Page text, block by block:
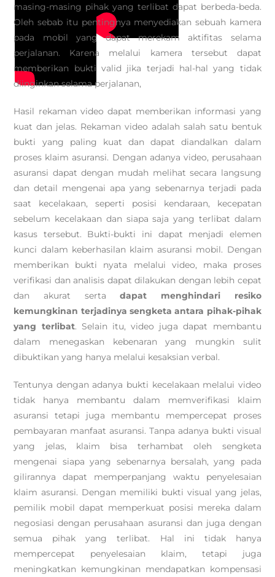
masing-masing pihak yang terlibat dapat berbeda-beda.
Oleh sebab itu pentingnya menyediakan sebuah kamera
pada mobil yang dapat merekam aktifitas selama
perjalanan. Karena melalui kamera tersebut dapat
memberikan bukti valid jika terjadi hal-hal yang tidak
diinginkan selama perjalanan,
Hasil rekaman video dapat memberikan informasi yang
kuat dan jelas. Rekaman video adalah salah satu bentuk
bukti yang paling kuat dan dapat diandalkan dalam
proses klaim asuransi. Dengan adanya video, perusahaan
asuransi dapat dengan mudah melihat secara langsung
dan detail mengenai apa yang sebenarnya terjadi pada
saat kecelakaan, seperti posisi kendaraan, kecepatan
sebelum kecelakaan dan siapa saja yang terlibat dalam
kasus tersebut. Bukti-bukti ini dapat menjadi elemen
kunci dalam keberhasilan klaim asuransi mobil. Dengan
memberikan bukti nyata melalui video, maka proses
verifikasi dan analisis dapat dilakukan dengan lebih cepat
dan akurat sertadapat menghindari resiko
kemungkinan terjadinya sengketa antara pihak-pihak
yang terlibat. Selain itu, video juga dapat membantu
dalam menegaskan kebenaran yang mungkin sulit
dibuktikan yang hanya melalui kesaksian verbal.
Tentunya dengan adanya bukti kecelakaan melalui video
tidak hanya membantu dalam memverifikasi klaim
asuransi tetapi juga membantu mempercepat proses
pembayaran manfaat asuransi. Tanpa adanya bukti visual
yang jelas, klaim bisa terhambat oleh sengketa
mengenai siapa yang sebenarnya bersalah, yang pada
gilirannya dapat memperpanjang waktu penyelesaian
klaim asuransi. Dengan memiliki bukti visual yang jelas,
pemilik mobil dapat memperkuat posisi mereka dalam
negosiasi dengan perusahaan asuransi dan juga dengan
semua pihak yang terlibat. Hal ini tidak hanya
mempercepat penyelesaian klaim, tetapi juga
meningkatkan kemungkinan mendapatkan kompensasi